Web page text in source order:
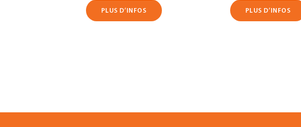
PLUS D’INFOS PLUS D’INFOS